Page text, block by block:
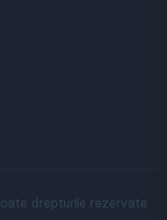
drepturile rezervate